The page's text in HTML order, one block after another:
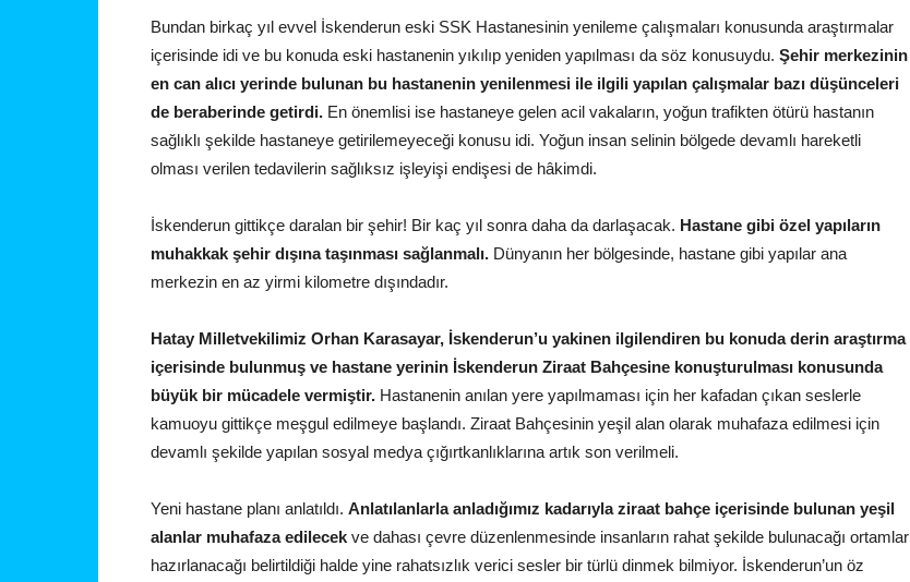
Bundan birkaç yıl evvel İskenderun eski SSK Hastanesinin yenileme çalışmaları konusunda araştırmalar
içerisinde idi ve bu konuda eski hastanenin yıkılıp yeniden yapılması da söz konusuydu. Şehir merkezinin
en can alıcı yerinde bulunan bu hastanenin yenilenmesi ile ilgili yapılan çalışmalar bazı düşünceleri
de beraberinde getirdi. En önemlisi ise hastaneye gelen acil vakaların, yoğun trafikten ötürü hastanın
sağlıklı şekilde hastaneye getirilemeyeceği konusu idi. Yoğun insan selinin bölgede devamlı hareketli
olması verilen tedavilerin sağlıksız işleyişi endişesi de hâkimdi.
İskenderun gittikçe daralan bir şehir! Bir kaç yıl sonra daha da darlaşacak. Hastane gibi özel yapıların
muhakkak şehir dışına taşınması sağlanmalı. Dünyanın her bölgesinde, hastane gibi yapılar ana
merkezin en az yirmi kilometre dışındadır.
Hatay Milletvekilimiz Orhan Karasayar, İskenderun’u yakinen ilgilendiren bu konuda derin araştırma
içerisinde bulunmuş ve hastane yerinin İskenderun Ziraat Bahçesine konuşturulması konusunda
büyük bir mücadele vermiştir. Hastanenin anılan yere yapılmaması için her kafadan çıkan seslerle
kamuoyu gittikçe meşgul edilmeye başlandı. Ziraat Bahçesinin yeşil alan olarak muhafaza edilmesi için
devamlı şekilde yapılan sosyal medya çığırtkanlıklarına artık son verilmeli.
Yeni hastane planı anlatıldı. Anlatılanlarla anladığımız kadarıyla ziraat bahçe içerisinde bulunan yeşil
alanlar muhafaza edilecek ve dahası çevre düzenlenmesinde insanların rahat şekilde bulunacağı ortamlar
hazırlanacağı belirtildiği halde yine rahatsızlık verici sesler bir türlü dinmek bilmiyor. İskenderun’un öz